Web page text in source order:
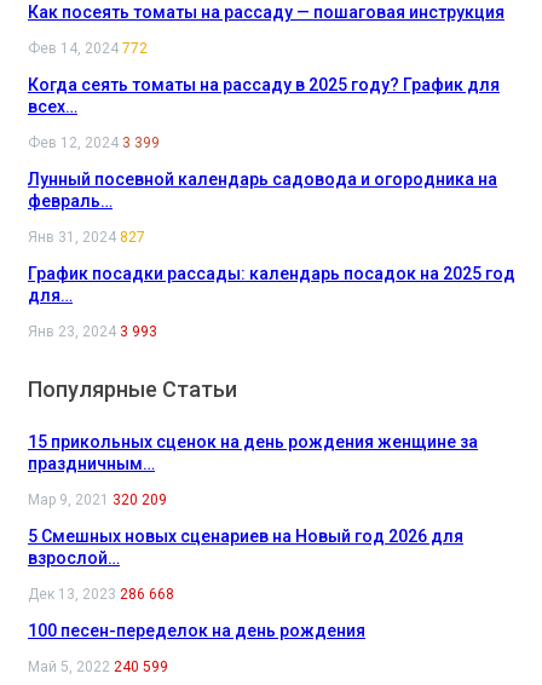
Как посеять томаты на рассаду — пошаговая инструкция
Фев 14, 2024 772
Когда сеять томаты на рассаду в 2025 году? График для
всех…
Фев 12, 2024 3 399
Лунный посевной календарь садовода и огородника на
февраль…
Янв 31, 2024 827
График посадки рассады: календарь посадок на 2025 год
для…
Янв 23, 2024 3 993
Популярные Статьи
15 прикольных сценок на день рождения женщине за
праздничным…
Мар 9, 2021 320 209
5 Смешных новых сценариев на Новый год 2026 для
взрослой…
Дек 13, 2023 286 668
100 песен-переделок на день рождения
Май 5, 2022 240 599